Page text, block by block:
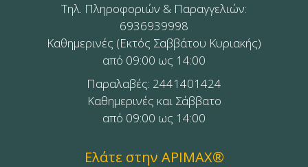
Τηλ. Πληροφοριών & Παραγγελιών:
6936939998
Καθημερινές (Εκτός Σαββάτου Κυριακής)
από 09:00 ως 14:00
Παραλαβές: 2441401424
Καθημερινές και Σάββατο
από 09:00 ως 14:00
Ελάτε στην APIMAX®